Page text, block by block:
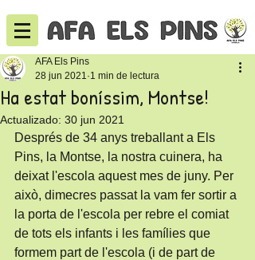
Ha estat boníssim, Montse!
AFA Els Pins
28 jun 2021 1 min de lectura
Actualizado: 30 jun 2021
Després de 34 anys treballant a Els
Pins, la Montse, la nostra cuinera, ha
deixat l'escola aquest mes de juny. Per
això, dimecres passat la vam fer sortir a
la porta de l'escola per rebre el comiat
de tots els infants i les famílies que
formem part de l'escola (i de part de